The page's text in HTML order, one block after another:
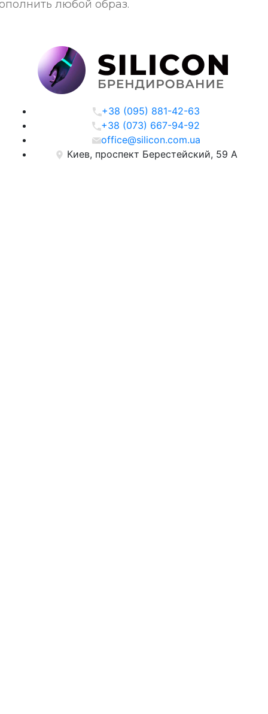
любой образ.
+38 (095) 881-42-63
+38 (073) 667-94-92
office@silicon.com.ua
Киев, проспект Берестейский, 59 А